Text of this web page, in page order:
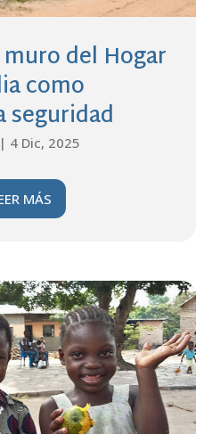
del Hogar
como
seguridad
| 4 Dic, 2025
MÁS